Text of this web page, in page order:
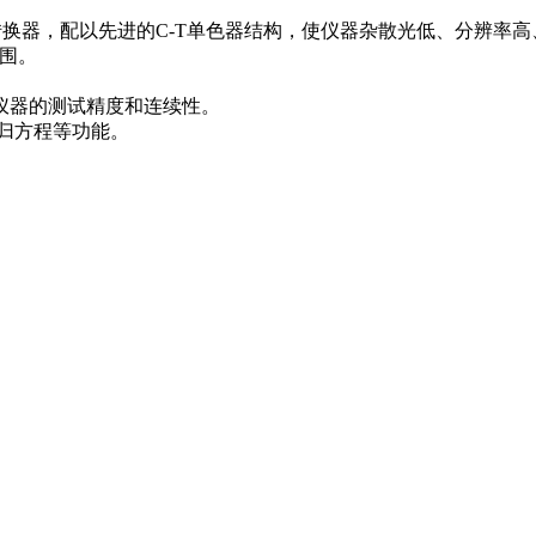
器，配以先进的C-T单色器结构，使仪器杂散光低、分辨率
。
的测试精度和连续性。
程等功能。